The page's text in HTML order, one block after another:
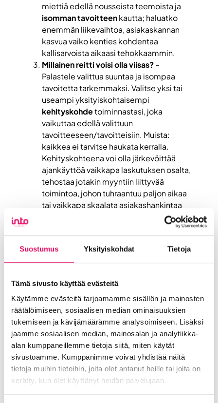
Suostumus Yksityiskohdat Tietoja
Tämä sivusto käyttää evästeitä
Käytämme evästeitä tarjoamamme sisällön ja mainosten
räätälöimiseen, sosiaalisen median ominaisuuksien
tukemiseen ja kävijämäärämme analysoimiseen. Lisäksi
jaamme sosiaalisen median, mainosalan ja analytiikka-
alan kumppaneillemme tietoja siitä, miten käytät
sivustoamme. Kumppanimme voivat yhdistää näitä
tietoja muihin tietoihin, joita olet antanut heille tai joita on
kerätty, kun olet käyttänyt heidän palvelujaan.
miettiä edellä nousseista teemoista ja
isomman tavoitteenkautta; haluatko
enemmän liikevaihtoa, asiakaskannan
kasvua vaiko kenties kohdentaa
kallisarvoista aikaasi tehokkaammin.
Millainen reitti voisi olla viisas?–
Palastele valittua suuntaa ja isompaa
tavoitetta tarkemmaksi. Valitse yksi tai
useampi yksityiskohtaisempi
kehityskohdetoiminnastasi, joka
vaikuttaa edellä valittuun
tavoitteeseen/tavoitteisiin. Muista:
kaikkea ei tarvitse haukata kerralla.
Kehityskohteena voi olla järkevöittää
ajankäyttöä vaikkapa laskutuksen osalta,
tehostaa jotakin myyntiin liittyvää
toimintoa, johon tuhraantuu paljon aikaa
tai vaikkapa skaalata asiakashankintaa
tehokkaasti automatisoinnin avulla.
apua
edistämään asettamaasi
kehityskohdetta. Näitä löydät vaikkapa
benchmarkkaamalla kilpailijoita tai toisia
aloja. Tarkastele miten muut ovat asian
ratkaisseet. Aina ei tarvitse toimia niin
kuin muut, mutta vinkkiä voi etsiä muiden
tekemistä ratkaisuista.
Mistä tiedän pääsenkö perille?– Paras
tapaa tietää onko menossa määränpäätä
kohti on valita siitä viestivä selkeä
mittari . Valitse helposti seurattava ja
tarkka mittari, joka kertoo sinulle oletko